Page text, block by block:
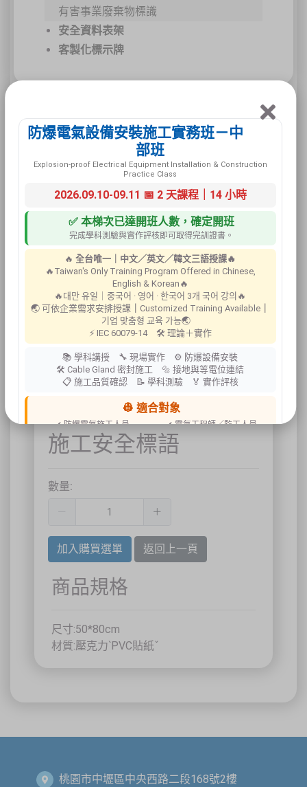
有害事業廢棄物標識
安全資料表架
客製化標示牌
POP-02 施工車輛
出入行人車輛小心
慢行
施工安全標語
數量:
加入購買選單 返回上一頁
商品規格
尺寸:50*80cm
材質:壓克力ˋPVC貼紙ˇ
桃園市中壢區中央西路二段168號2樓
防爆電氣設備安裝施工實務班－中
部班
Explosion-proof Electrical Equipment Installation & Construction
Practice Class
2026.09.10-09.11 📅 2 天課程｜14 小時
✅ 本梯次已達開班人數，確定開班
完成學科測驗與實作評核即可取得完訓證書。
🔥全台唯一｜中文／英文／韓文三語授課🔥
🔥Taiwan's Only Training Program Offered in Chinese,
English & Korean🔥
🔥대만 유일｜중국어 · 영어 · 한국어 3개 국어 강의🔥
🌏 可依企業需求安排授課
Customized Training Available
기업 맞춤형 교육 가능🌏
⚡ IEC 60079-14 🛠 理論＋實作
📚 學科講授 🔧 現場實作 ⚙ 防爆設備安裝
🛠 Cable Gland 密封施工 🔩 接地與等電位連結
📋 施工品質確認 📝 學科測驗 🏅 實作評核
👷 適合對象
✔ 防爆電氣施工人員
✔ 電氣工程師／監工人員
✔ 設備維護人員
✔ 工廠設備管理人員
祐昕技術股份有限公司（祐大-台中分公司）
技術協辦
防爆安全聯合教育訓練中心（ExTW）
協辦單位
三左興業股份有限公司（SANCTITY）
🚄 建議搭乘高鐵至臺中站後轉乘計程車
🔥 線上報名｜火速搶位